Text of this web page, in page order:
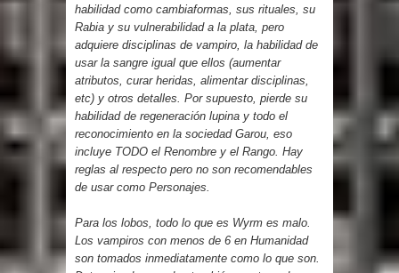
habilidad como cambiaformas, sus rituales, su
Rabia y su vulnerabilidad a la plata, pero
adquiere disciplinas de vampiro, la habilidad de
usar la sangre igual que ellos (aumentar
atributos, curar heridas, alimentar disciplinas,
etc) y otros detalles. Por supuesto, pierde su
habilidad de regeneración lupina y todo el
reconocimiento en la sociedad Garou, eso
incluye TODO el Renombre y el Rango. Hay
reglas al respecto pero no son recomendables
de usar como Personajes.
Para los lobos, todo lo que es Wyrm es malo.
Los vampiros con menos de 6 en Humanidad
son tomados inmediatamente como lo que son.